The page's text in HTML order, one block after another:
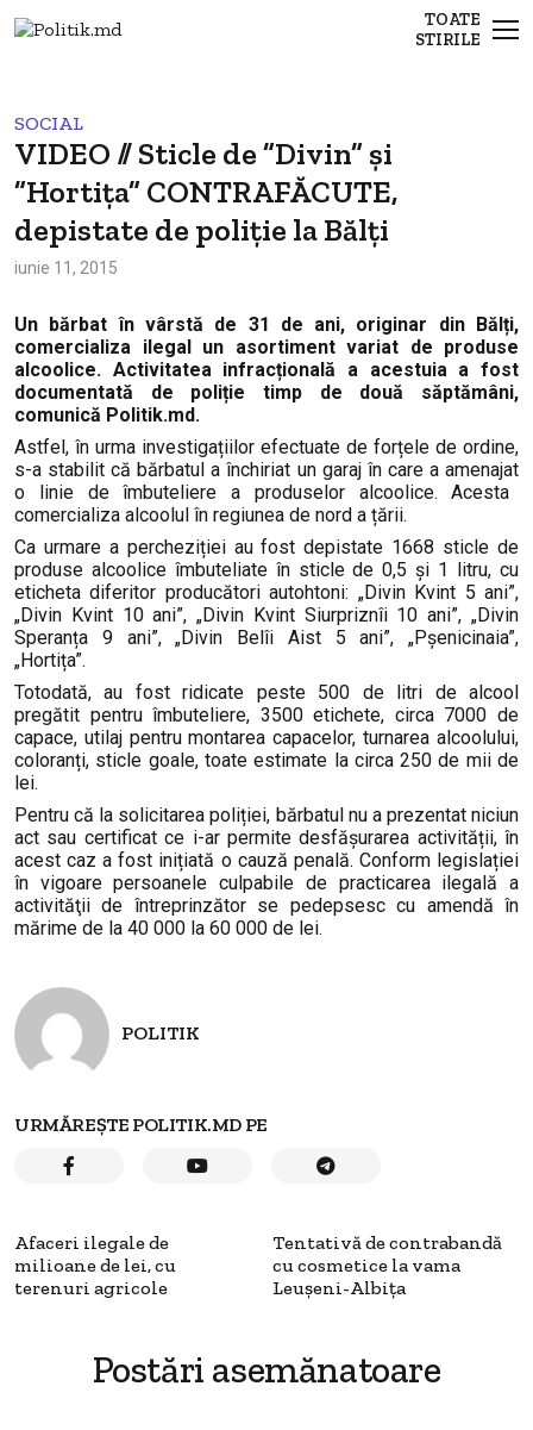
TOATE
STIRILE
SOCIAL
VIDEO // Sticle de ”Divin” și
”Hortița” CONTRAFĂCUTE,
depistate de poliție la Bălți
iunie 11, 2015
Un bărbat în vârstă de 31 de ani, originar din Bălți,
comercializa ilegal un asortiment variat de produse
alcoolice. Activitatea infracțională a acestuia a fost
documentată de poliție timp de două săptămâni,
comunică Politik.md.
Astfel, în urma investigațiilor efectuate de forțele de ordine,
s-a stabilit că bărbatul a închiriat un garajîn care a amenajat
o linie de îmbuteliere a produselor alcoolice. Acesta
comercializa alcoolul în regiunea de nord a țării.
Ca urmare a percheziției au fost depistate 1668 sticle de
produse alcoolice îmbuteliate în sticle de 0,5 și 1 litru, cu
eticheta diferitor producători autohtoni: „Divin Kvint 5 ani”,
„Divin Kvint 10 ani”, „Divin Kvint Siurpriznîi 10 ani”, „Divin
Speranța 9 ani”, „Divin Belîi Aist 5 ani”, „Pșenicinaia”,
„Hortița”.
Totodată, au fost ridicate peste 500 de litri de alcool
pregătit pentru îmbuteliere, 3500 etichete, circa 7000 de
capace, utilaj pentru montarea capacelor, turnarea alcoolului,
coloranți, sticle goale, toate estimate la circa 250 de mii de
lei.
Pentru că la solicitarea poliției, bărbatul nu a prezentat niciun
act sau certificat ce i-ar permite desfășurarea activității, în
acest caz a fost inițiată o cauză penală. Conform legislației
în vigoare persoanele culpabile de practicarea ilegală a
activităţii de întreprinzător se pedepsesc cu amendă în
mărime de la 40 000 la 60 000 de lei.
POLITIK
URMĂREȘTE POLITIK.MD PE
Afaceri ilegale de
milioane de lei, cu
terenuri agricole
Tentativă de contrabandă
cu cosmetice la vama
Leușeni-Albița
Postări asemănatoare